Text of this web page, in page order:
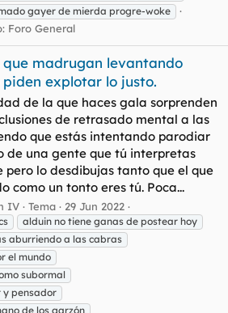
gayer de mierda progre-woke
Foro General
madrugan levantando
piden explotar lo justo.
de la que haces gala sorprenden
de retrasado mental a las
que estás intentando parodiar
de una gente que tú interpretas
pero lo desdibujas tanto que el que
como un tonto eres tú. Poca...
IV Tema 29 Jun 2022
alduin no tiene ganas de postear hoy
aburriendo a las cabras
el mundo
subormal
y pensador
de los garzón